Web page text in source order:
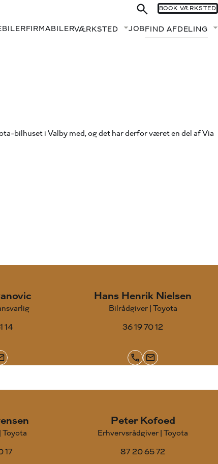
FIRMABILERVÆRKSTED Fold undermenu ud
JOB FIND AFDELING
BOOK VÆRKSTED
bilhuset i Valby med, og det har derfor været en del af Via
14
Hans Henrik Nielsen
Bilrådgiver | Toyota
36 19 70 12
Toyota
17
Peter Kofoed
Erhvervsrådgiver | Toyota
87 20 65 72